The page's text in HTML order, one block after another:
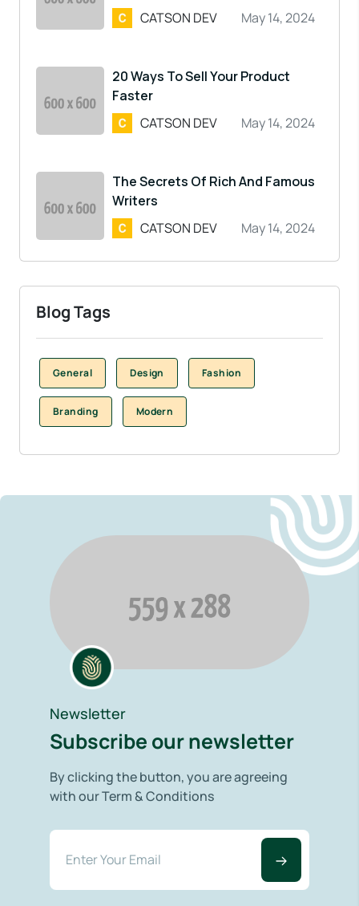
CATSON DEV
May 14, 2024
20 Ways To Sell Your Product
Faster
CATSON DEV
May 14, 2024
The Secrets Of Rich And Famous
Writers
CATSON DEV
May 14, 2024
Blog Tags
General Design Fashion
Branding Modern
Newsletter
Subscribe our newsletter
By clicking the button, you are agreeing
with our Term & Conditions